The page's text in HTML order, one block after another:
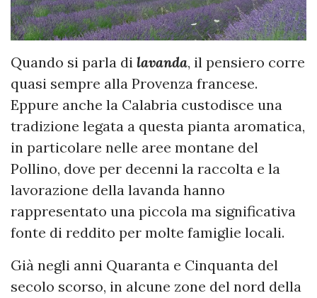
Quando si parla di lavanda, il pensiero corre
quasi sempre alla Provenza francese.
Eppure anche la Calabria custodisce una
tradizione legata a questa pianta aromatica,
in particolare nelle aree montane del
Pollino, dove per decenni la raccolta e la
lavorazione della lavanda hanno
rappresentato una piccola ma significativa
fonte di reddito per molte famiglie locali.
Già negli anni Quaranta e Cinquanta del
secolo scorso, in alcune zone del nord della